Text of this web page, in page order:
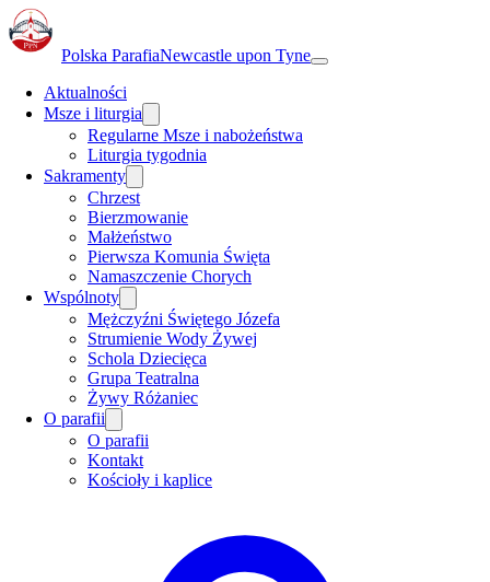
Polska ParafiaNewcastle upon Tyne
Aktualności
Msze i liturgia
Regularne Msze i nabożeństwa
Liturgia tygodnia
Sakramenty
Chrzest
Bierzmowanie
Małżeństwo
Pierwsza Komunia Święta
Namaszczenie Chorych
Wspólnoty
Mężczyźni Świętego Józefa
Strumienie Wody Żywej
Schola Dziecięca
Grupa Teatralna
Żywy Różaniec
O parafii
O parafii
Kontakt
Kościoły i kaplice